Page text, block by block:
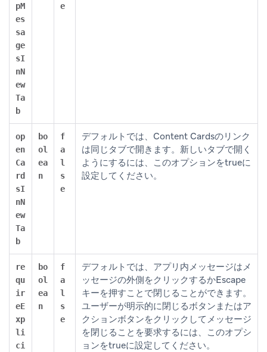
pM
es
sa
ge
sI
nN
ew
Ta
b
e
op
en
Ca
rd
sI
nN
ew
Ta
b
bo
ol
ea
n
f
a
l
s
e
デフォルトでは、Content Cardsのリンク
は同じタブで開きます。新しいタブで開く
ようにするには、このオプションをtrueに
設定してください。
re
qu
ir
eE
xp
li
ci
bo
ol
ea
n
f
a
l
s
e
デフォルトでは、アプリ内メッセージはメ
ッセージの外側をクリックするかEscape
キーを押すことで閉じることができます。
ユーザーが明示的に閉じるボタンまたはア
クションボタンをクリックしてメッセージ
を閉じることを要求するには、このオプシ
ョンをtrueに設定してください。